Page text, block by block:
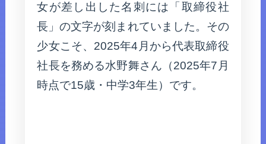
女が差し出した名刺には「取締役社
長」の文字が刻まれていました。その
少女こそ、2025年4月から代表取締役
社長を務める水野舞さん（2025年7月
時点で15歳・中学3年生）です。